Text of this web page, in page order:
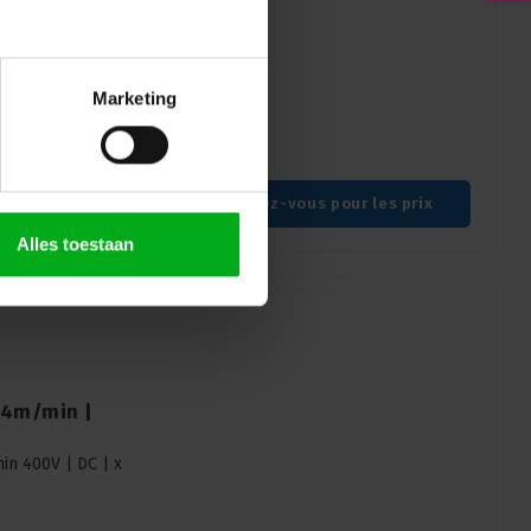
Marketing
Alles toestaan
400V | D8
Connectez-vous pour les prix
min |
400V | DC | x